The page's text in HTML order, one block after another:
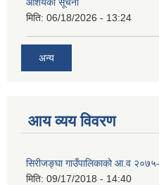
आशयको सूचना
मिति: 06/18/2026 - 13:24
अन्य
आय व्यय विवरण
सिरीजङ्घा गाउँपालिकाको आ.व
मिति: 09/17/2018 - 14:40